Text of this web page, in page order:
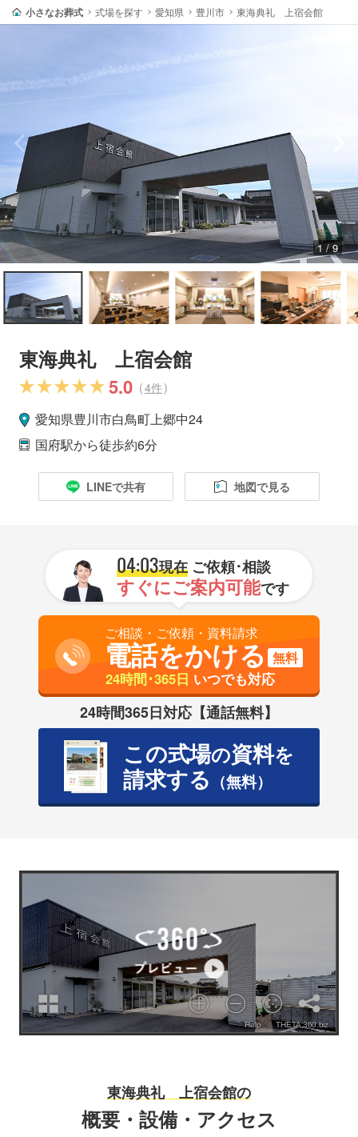
小さなお葬式 式場を探す 愛知県 豊川市 東海典礼 上宿会館
1 / 9
東海典礼 上宿会館
5.0 (4件)
愛知県豊川市白鳥町上郷中24
国府駅から徒歩約6分
LINEで共有 地図で見る
04:03現在ご依頼･相談
すぐにご案内可能です
ご相談・ご依頼・資料請求
電話をかける 無料
24時間･365日 いつでも対応
24時間365日対応【通話無料】
この式場の資料を
請求する （無料）
東海典礼 上宿会館の
概要・設備・アクセス